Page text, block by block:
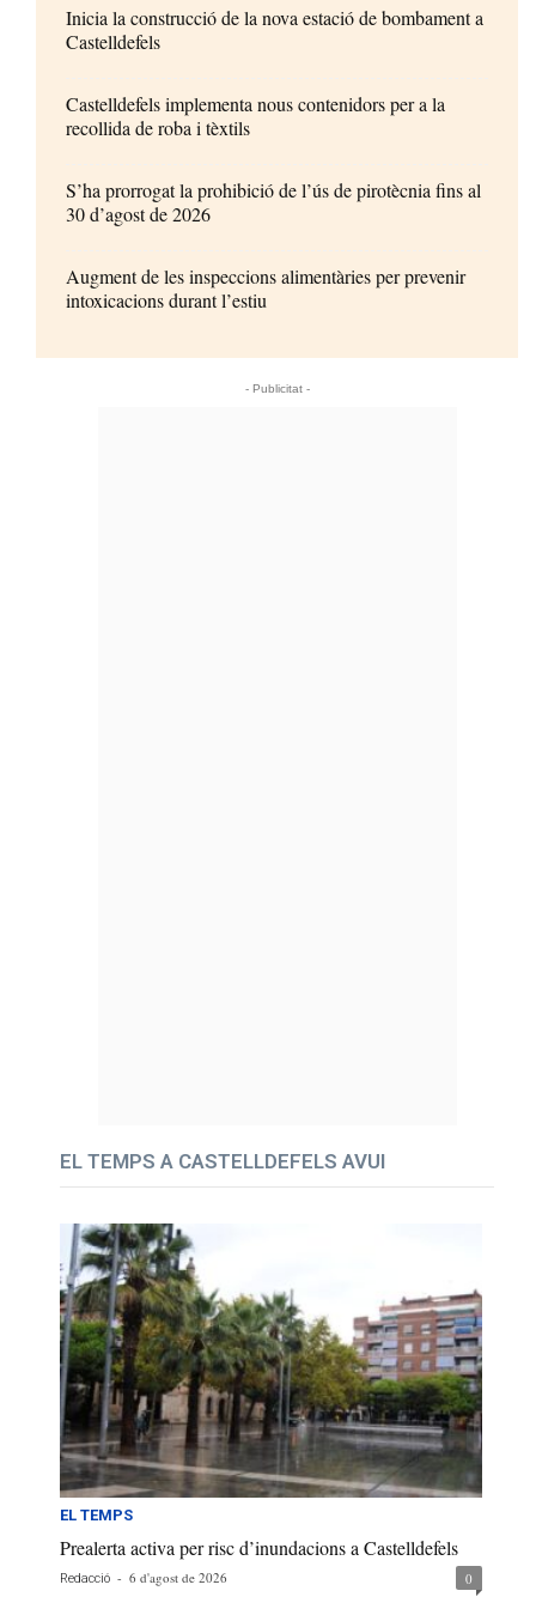
Inicia la construcció de la nova estació de bombament a
Castelldefels
Castelldefels implementa nous contenidors per a la
recollida de roba i tèxtils
S’ha prorrogat la prohibició de l’ús de pirotècnia fins al
30 d’agost de 2026
Augment de les inspeccions alimentàries per prevenir
intoxicacions durant l’estiu
- Publicitat -
EL TEMPS A CASTELLDEFELS AVUI
EL TEMPS
Prealerta activa per risc d’inundacions a Castelldefels
Redacció - 6 d'agost de 2026 0